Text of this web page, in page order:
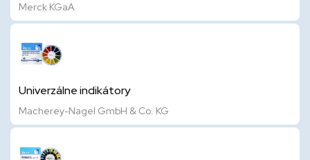
Merck KGaA
Univerzálne indikátory
Macherey-Nagel GmbH & Co. KG